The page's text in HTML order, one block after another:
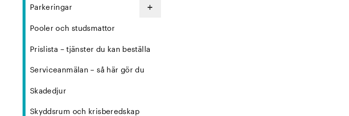
Parkeringar +
Pooler och studsmattor
Prislista – tjänster du kan beställa
Serviceanmälan – så här gör du
Skadedjur
Skyddsrum och krisberedskap